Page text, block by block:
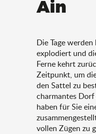
Ain
Die Tage
explodiert und
Ferne kehrt
Zeitpunkt, um
den Sattel zu
charmantes
haben für Sie
vollen Zügen zu